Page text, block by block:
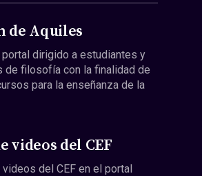
de Aquiles
portal dirigido a estudiantes y
de filosofía con la finalidad de
para la enseñanza de la
videos del CEF
videos del CEF en el portal